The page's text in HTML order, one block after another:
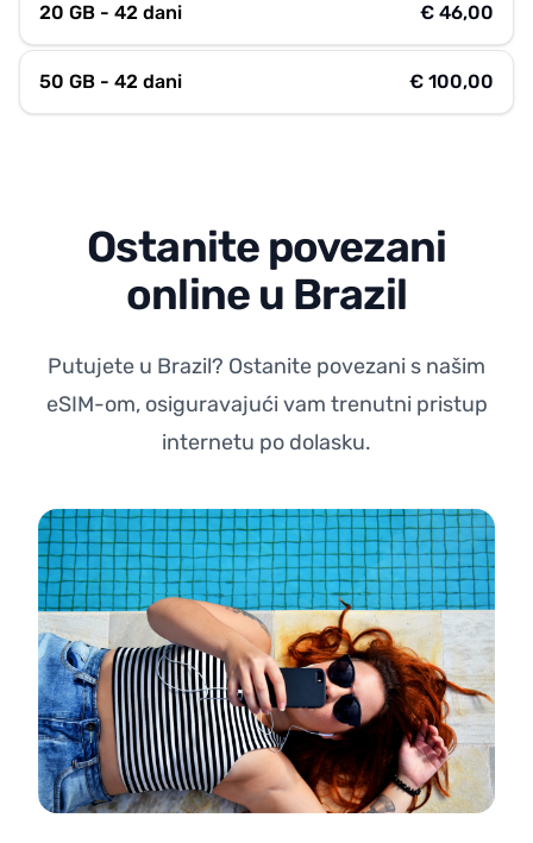
20 GB - 42 dani € 46,00
50 GB - 42 dani € 100,00
Ostanite povezani
online u Brazil
Putujete u Brazil? Ostanite povezani s našim
eSIM-om, osiguravajući vam trenutni pristup
internetu po dolasku.